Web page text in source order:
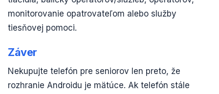
monitorovanie opatrovateľom alebo služby
tiesňovej pomoci.
Záver
Nekupujte telefón pre seniorov len preto, že
rozhranie Androidu je mätúce. Ak telefón stále